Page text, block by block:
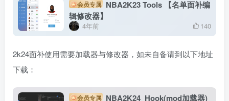
会员专属 NBA2K23 Tools 【名单面补编
辑修改器】
4年前 140
2k24面补使用需要加载器与修改器，如未自备请到以下地址
下载：
会员专属 NBA2K24_Hook(mod加载器)